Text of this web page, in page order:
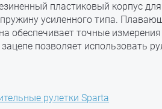
пластиковый корпус
усиленного типа.
обеспечивает точные измерения
позволяет использовать
рулетки Sparta